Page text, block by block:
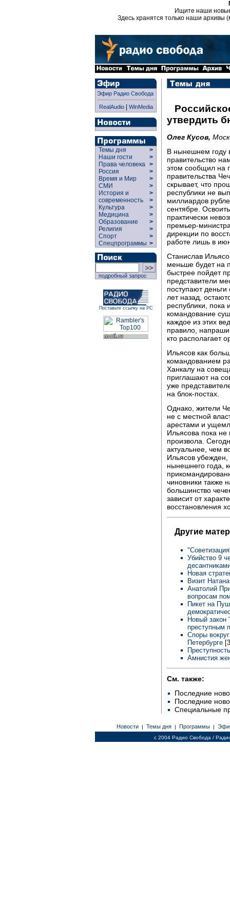
Ищите наши
Здесь хранятся только наши архивы
Эфир Радио Свобода
RealAudio| WinMedia
Темы дня
>
Наши гости
>
Права человека >
Россия
>
Время и Мир
>
СМИ
>
История и
современность
>
>
Культура
>
Медицина
>
Образование
>
Религия
>
Спорт
>
Спецпрограммы >
подробный запрос
Поставьте ссылку на РС
утвердить
Олег Кусов,
В нынешнем году
правительство
этом сообщил на
правительства
скрывает, что
республики не
миллиардов
сентябре.
практически
премьер-
дирекции по
работе лишь в
Станислав
меньше будет на
быстрее пойдет
представители
поступают
лет назад,
республики, пока
командование
каждое из этих
правило,
кто располагает
Ильясов как
командованием
Ханкалу на
приглашают на
уже
на блок-постах.
Однако, жители
не с местной
арестами и
Ильясова пока
произвола.
актуальнее, чем
Ильясов убежден,
нынешнего года,
чиновники также
большинство
зависит от
восстановления
Другие
Убийство 9
Новая
Визит
Анатолий
вопросам
Пикет на
Новый закон
преступным
Споры
Петербурге
Амнистия
См. также:
Последние
Последние
Специальные
Новости | Темы дня | Программы |
c 2004 Радио Свобода /